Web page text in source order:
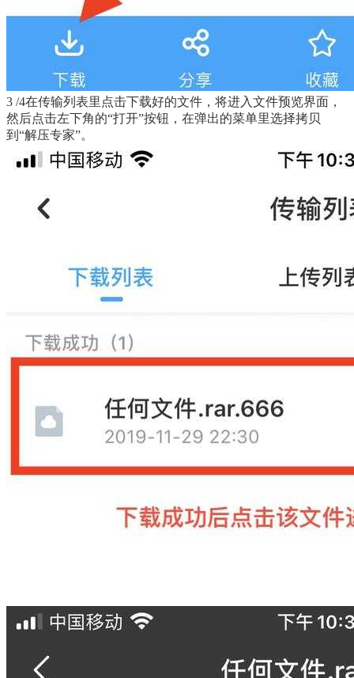
3 /4在传输列表里点击下载好的文件，将进入文件预览界面，
然后点击左下角的“打开”按钮，在弹出的菜单里选择拷贝
到“解压专家”。